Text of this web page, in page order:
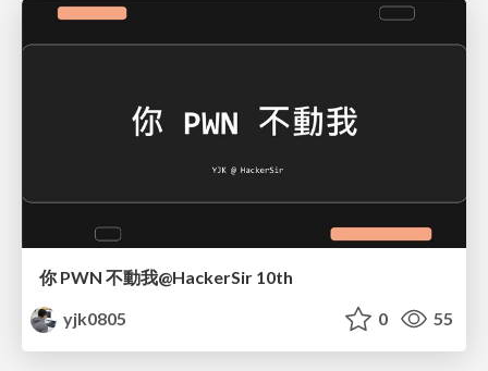
你 PWN 不動我@HackerSir 10th
yjk0805
0 55